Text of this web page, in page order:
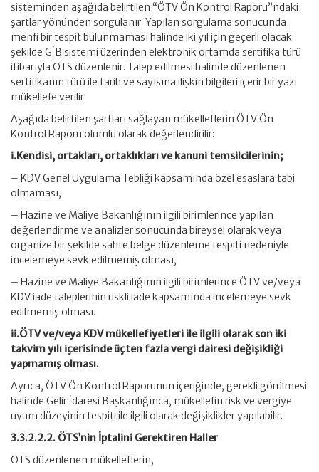
sisteminden aşağıda belirtilen “ÖTV Ön Kontrol Raporu”ndaki
şartlar yönünden sorgulanır. Yapılan sorgulama sonucunda
menfi bir tespit bulunmaması halinde iki yıl için geçerli olacak
şekilde GİB sistemi üzerinden elektronik ortamda sertifika türü
itibarıyla ÖTS düzenlenir. Talep edilmesi halinde düzenlenen
sertifikanın türü ile tarih ve sayısına ilişkin bilgileri içerir bir yazı
mükellefe verilir.
Aşağıda belirtilen şartları sağlayan mükelleflerin ÖTV Ön
Kontrol Raporu olumlu olarak değerlendirilir:
i.Kendisi, ortakları, ortaklıkları ve kanuni temsilcilerinin;
– KDV Genel Uygulama Tebliği kapsamında özel esaslara tabi
olmaması,
– Hazine ve Maliye Bakanlığının ilgili birimlerince yapılan
değerlendirme ve analizler sonucunda bireysel olarak veya
organize bir şekilde sahte belge düzenleme tespiti nedeniyle
incelemeye sevk edilmemiş olması,
– Hazine ve Maliye Bakanlığının ilgili birimlerince ÖTV ve/veya
KDV iade taleplerinin riskli iade kapsamında incelemeye sevk
edilmemiş olması.
ii.ÖTV ve/veya KDV mükellefiyetleri ile ilgili olarak son iki
takvim yılı içerisinde üçten fazla vergi dairesi değişikliği
yapmamış olması.
Ayrıca, ÖTV Ön Kontrol Raporunun içeriğinde, gerekli görülmesi
halinde Gelir İdaresi Başkanlığınca, mükellefin risk ve vergiye
uyum düzeyinin tespiti ile ilgili olarak değişiklikler yapılabilir.
3.3.2.2.2. ÖTS’nin İptalini Gerektiren Haller
ÖTS düzenlenen mükelleflerin;